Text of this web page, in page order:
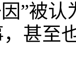
”被
甚至